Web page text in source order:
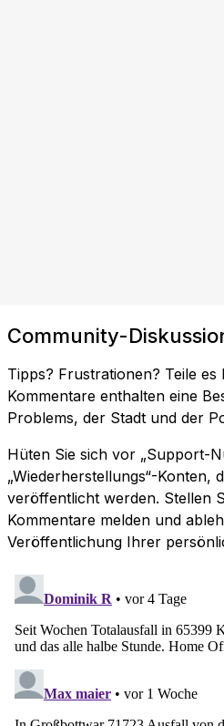
Community-
Tipps? Frustrationen? Teile es
Kommentare enthalten eine
Problems, der Stadt und der
Hüten Sie sich vor „Support-
„Wiederherstellungs“-Konten,
veröffentlicht werden. Stellen
Kommentare melden und
Veröffentlichung Ihrer